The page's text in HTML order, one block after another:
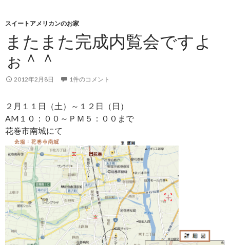
スイートアメリカンのお家
またまた完成内覧会ですよ
ぉ＾＾
2012年2月8日 1件のコメント
２月１１日（土）～１２日（日）
AM１０：００～ＰＭ５：００まで
花巻市南城にて